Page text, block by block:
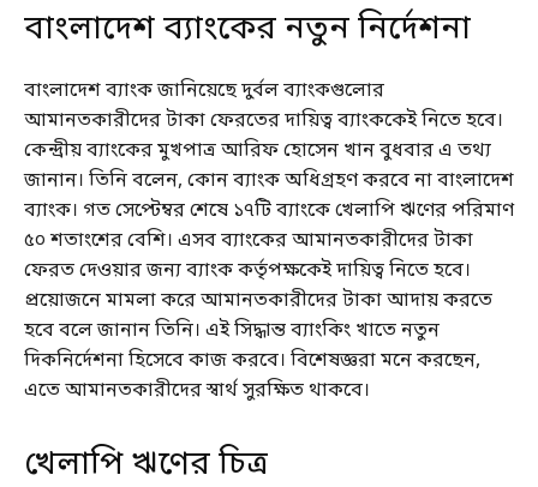
বাংলাদেশ ব্যাংকের নতুন নির্দেশনা
বাংলাদেশ ব্যাংক জানিয়েছে দুর্বল ব্যাংকগুলোর
আমানতকারীদের টাকা ফেরতের দায়িত্ব ব্যাংককেই নিতে হবে।
কেন্দ্রীয় ব্যাংকের মুখপাত্র আরিফ হোসেন খান বুধবার এ তথ্য
জানান। তিনি বলেন, কোন ব্যাংক অধিগ্রহণ করবে না বাংলাদেশ
ব্যাংক। গত সেপ্টেম্বর শেষে ১৭টি ব্যাংকে খেলাপি ঋণের পরিমাণ
৫০ শতাংশের বেশি। এসব ব্যাংকের আমানতকারীদের টাকা
ফেরত দেওয়ার জন্য ব্যাংক কর্তৃপক্ষকেই দায়িত্ব নিতে হবে।
প্রয়োজনে মামলা করে আমানতকারীদের টাকা আদায় করতে
হবে বলে জানান তিনি। এই সিদ্ধান্ত ব্যাংকিং খাতে নতুন
দিকনির্দেশনা হিসেবে কাজ করবে। বিশেষজ্ঞরা মনে করছেন,
এতে আমানতকারীদের স্বার্থ সুরক্ষিত থাকবে।
খেলাপি ঋণের চিত্র